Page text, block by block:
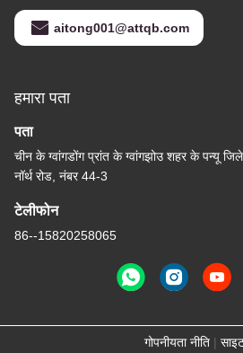
aitong001@attqb.com
हमारा पता
पता
चीन के ग्वांगडोंग प्रांत के ग्वांगझोउ शहर के पन्यू
नॉर्थ रोड, नंबर 44-3
टेलीफोन
86--15820258065
गोपनीयता नीति |